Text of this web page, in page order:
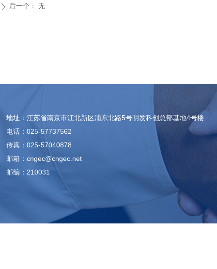
ꄲ 后一个： 无
地址：江苏省南京市江北新区浦东北路5号明发科创总部基地4号楼
电话：025-57737562
传真：025-57040878
邮箱：cngec@cngec.net
邮编：210031